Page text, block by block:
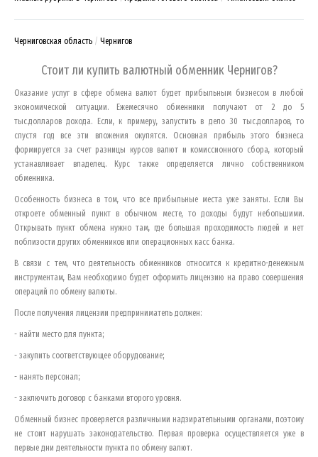
Черниговская область Чернигов
Стоит ли купить валютный обменник Чернигов?
Оказание услуг в сфере обмена валют будет прибыльным бизнесом в любой
экономической ситуации. Ежемесячно обменники получают от 2 до 5
тыс.долларов дохода. Если, к примеру, запустить в дело 30 тыс.долларов, то
спустя год все эти вложения окупятся. Основная прибыль этого бизнеса
формируется за счет разницы курсов валют и комиссионного сбора, который
устанавливает владелец. Курс также определяется лично собственником
обменника.
Особенность бизнеса в том, что все прибыльные места уже заняты. Если Вы
откроете обменный пункт в обычном месте, то доходы будут небольшими.
Открывать пункт обмена нужно там, где большая проходимость людей и нет
поблизости других обменников или операционных касс банка.
В связи с тем, что деятельность обменников относится к кредитно-денежным
инструментам, Вам необходимо будет оформить лицензию на право совершения
операций по обмену валюты.
После получения лицензии предприниматель должен:
- найти место для пункта;
- закупить соответствующее оборудование;
- нанять персонал;
- заключить договор с банками второго уровня.
Обменный бизнес проверяется различными надзирательными органами, поэтому
не стоит нарушать законодательство. Первая проверка осуществляется уже в
первые дни деятельности пункта по обмену валют.